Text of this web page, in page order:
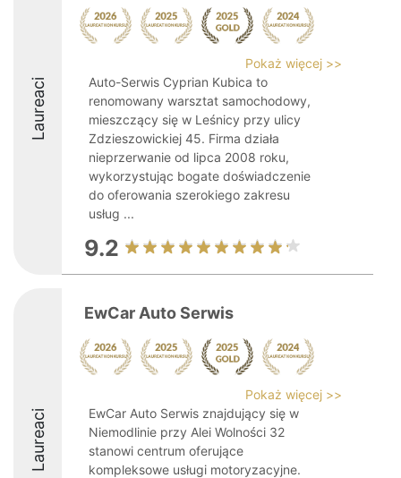
Laureaci
Pokaż więcej >>
Auto-Serwis Cyprian Kubica to
renomowany warsztat samochodowy,
mieszczący się w Leśnicy przy ulicy
Zdzieszowickiej 45. Firma działa
nieprzerwanie od lipca 2008 roku,
wykorzystując bogate doświadczenie
do oferowania szerokiego zakresu
usług ...
9.2
Laureaci
EwCar Auto Serwis
Pokaż więcej >>
EwCar Auto Serwis znajdujący się w
Niemodlinie przy Alei Wolności 32
stanowi centrum oferujące
kompleksowe usługi motoryzacyjne.